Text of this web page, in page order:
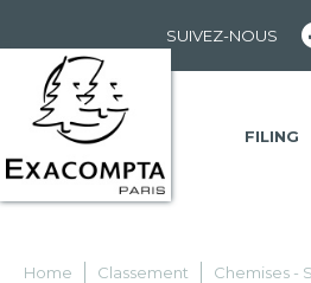
SUIVEZ-NOUS
FILING
Home Classement Chemises -